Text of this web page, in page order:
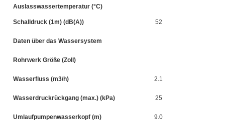
Auslasswassertemperatur (°C)
Schalldruck (1m) (dB(A)) 52
Daten über das Wassersystem
Rohrwerk Größe (Zoll)
Wasserfluss (m3/h) 2.1
Wasserdruckrückgang (max.) (kPa) 25
Umlaufpumpenwasserkopf (m) 9.0